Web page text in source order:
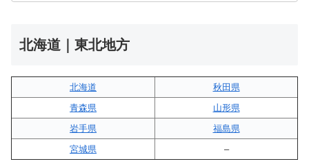
北海道｜東北地方
北海道
秋田県
青森県
山形県
岩手県
福島県
宮城県
–